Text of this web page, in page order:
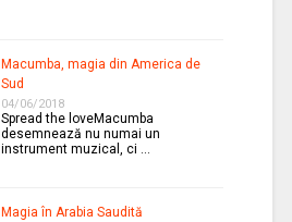
Macumba, magia din America de
Sud
04/06/2018
Spread the loveMacumba
desemnează nu numai un
instrument muzical, ci …
Magia în Arabia Saudită